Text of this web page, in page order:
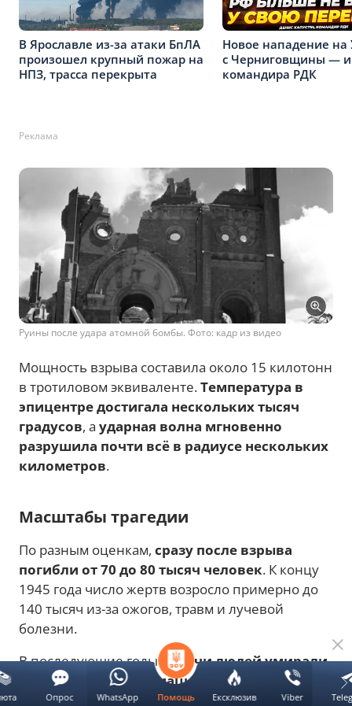
В Ярославле из-за атаки БпЛА
произошел крупный пожар на
НПЗ, трасса перекрыта
Новое нападение на
с Черниговщины —
командира РДК
Реклама
Руины после удара атомной бомбы. Фото: кадр из видео
Мощность взрыва составила около 15 килотонн
в тротиловом эквиваленте.Температура в
эпицентре достигала нескольких тысяч
градусов, а ударная волна мгновенно
разрушила почти всё в радиусе нескольких
километров.
Масштабы трагедии
По разным оценкам, сразу после взрыва
погибли от 70 до 80 тысяч человек. К концу
1945 года число жертв возросло примерно до
140 тысяч из-за ожогов, травм и лучевой
болезни.
В последующие годы тысячи людей умирали
от последствий радиационного облучения
Значительно возросло число случаев
Помощь Ексклюзив Viber
Опрос WhatsApp